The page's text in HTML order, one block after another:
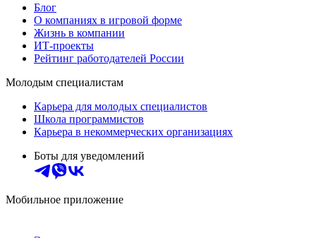
Блог
О компаниях в игровой форме
Жизнь в компании
ИТ-проекты
Рейтинг работодателей России
Молодым специалистам
Карьера для молодых специалистов
Школа программистов
Карьера в некоммерческих организациях
Боты для уведомлений
Мобильное приложение